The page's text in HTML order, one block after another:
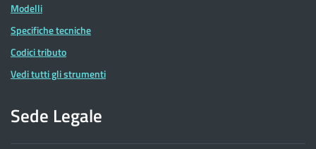
Modelli
Specifiche tecniche
Codici tributo
Vedi tutti gli strumenti
Sede Legale